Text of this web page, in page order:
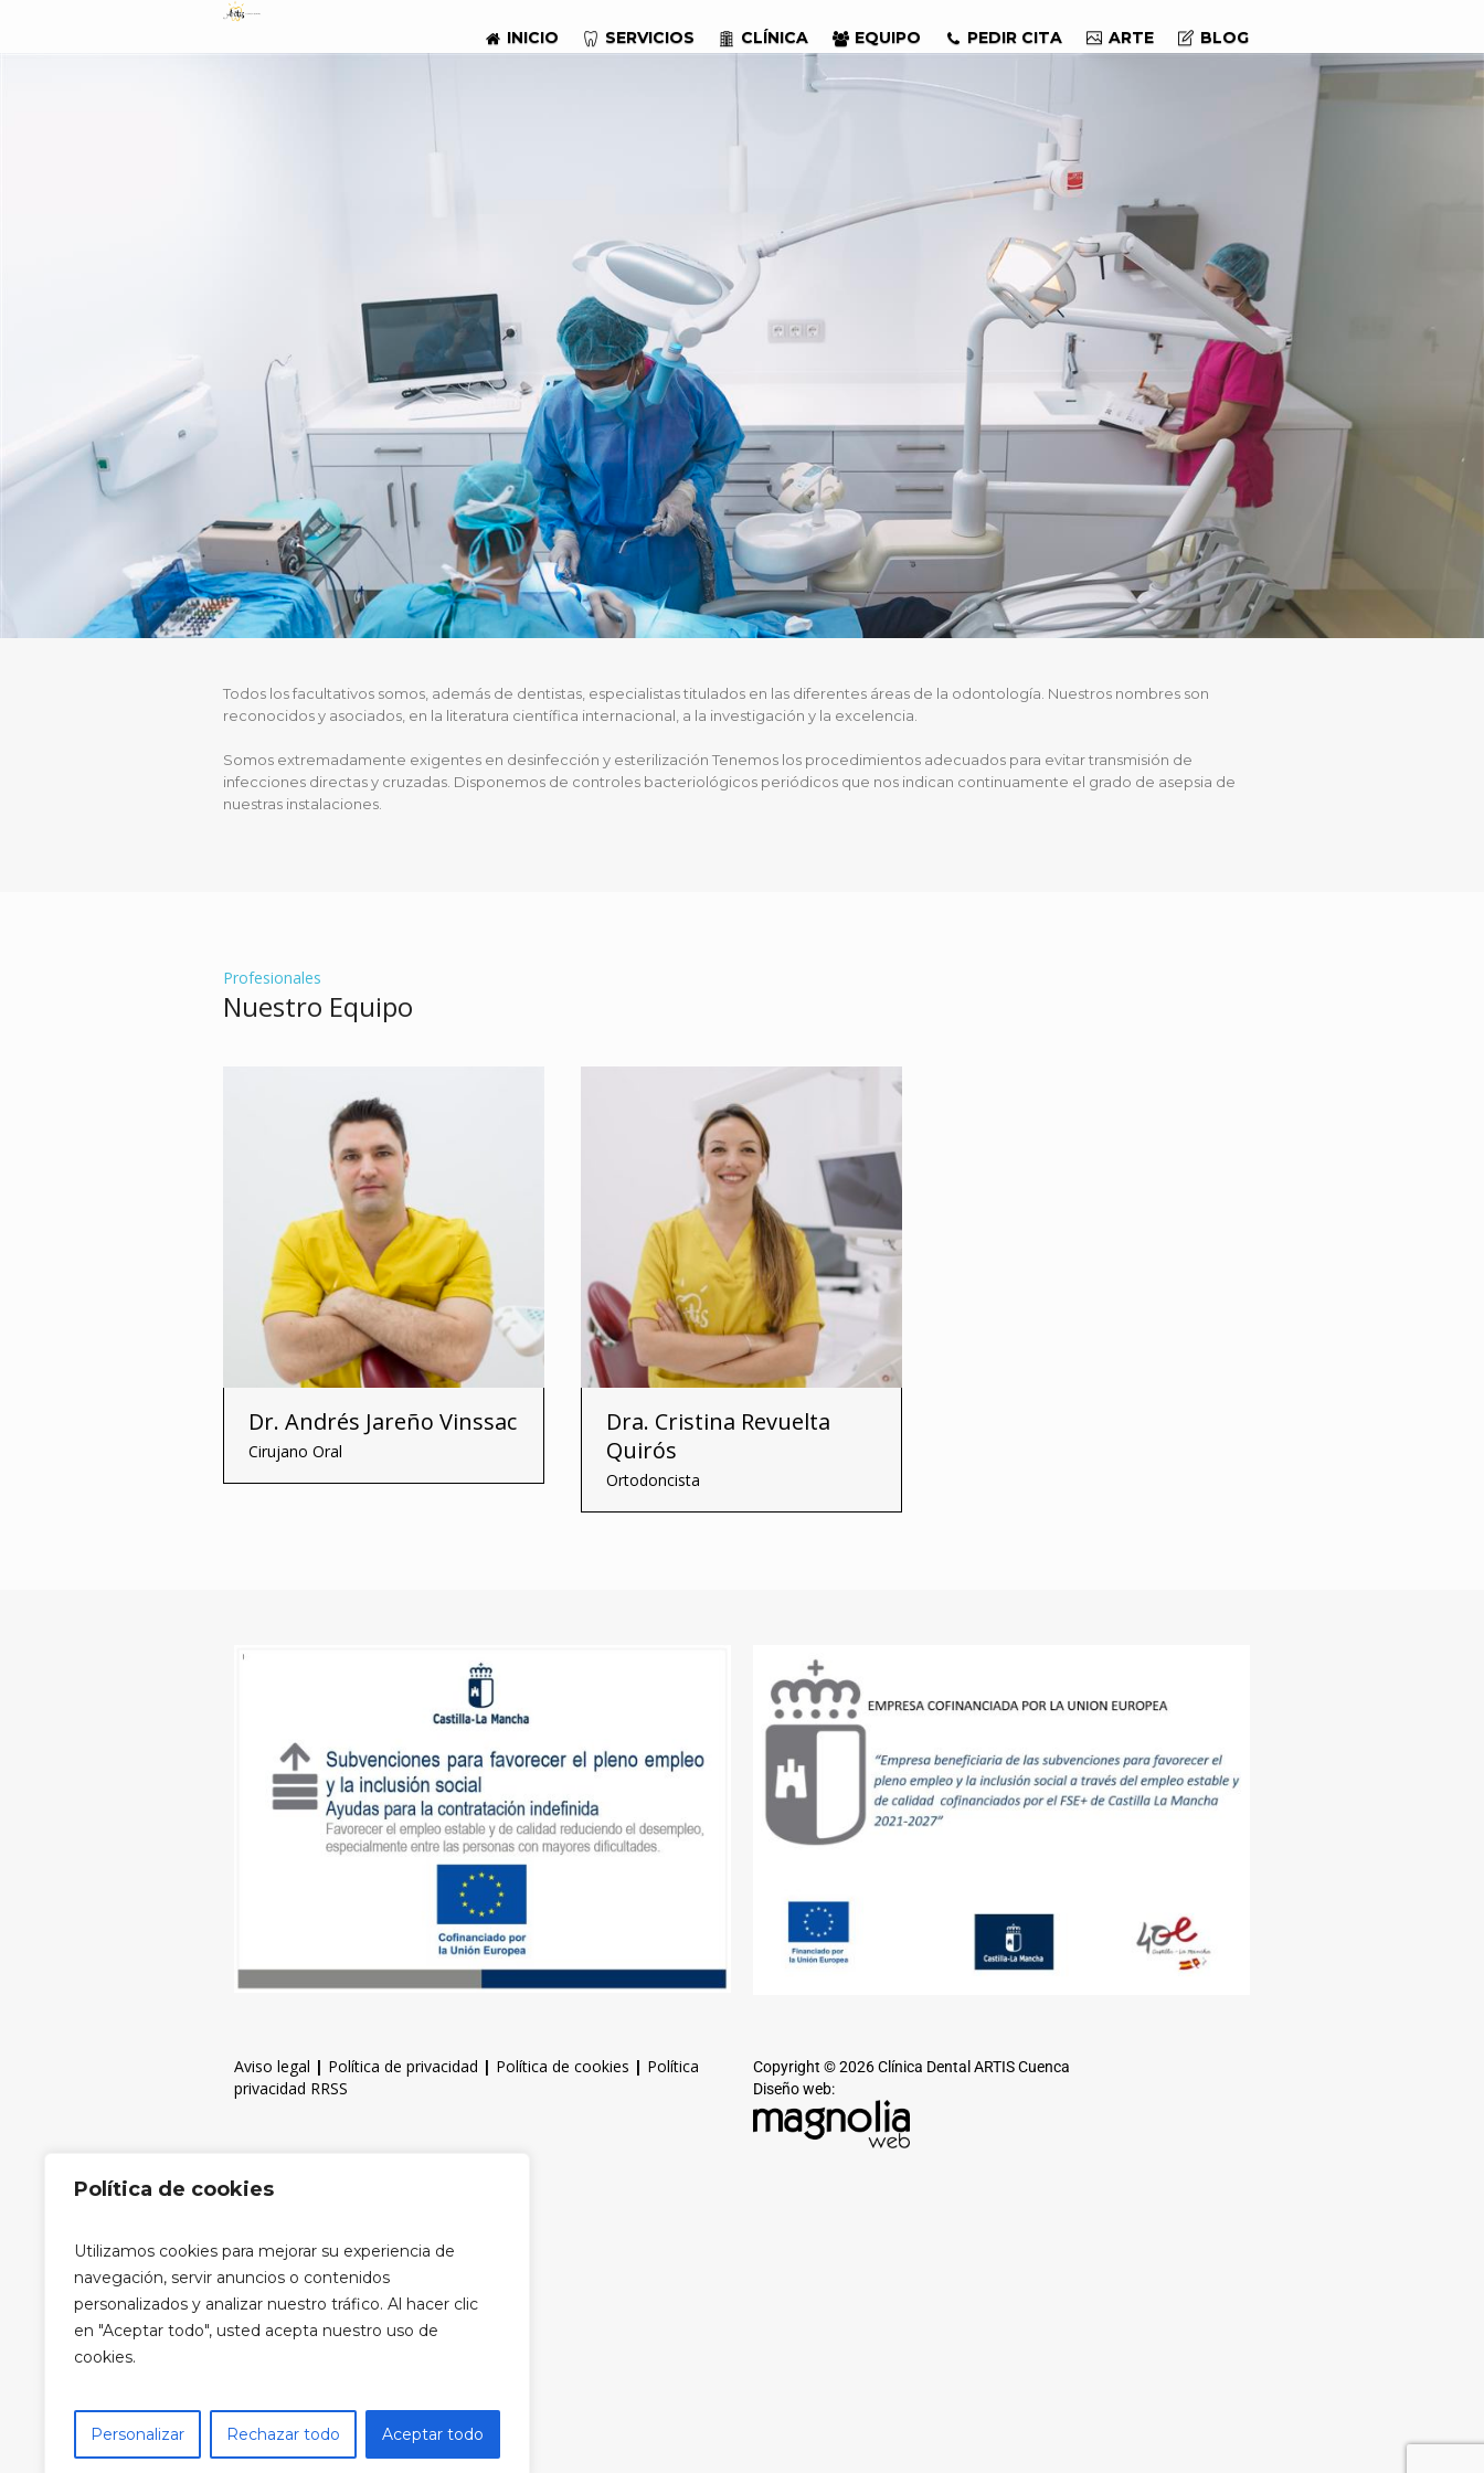
Política de cookies
Utilizamos cookies para mejorar su experiencia de
navegación, servir anuncios o contenidos
personalizados y analizar nuestro tráfico. Al hacer clic
en "Aceptar todo", usted acepta nuestro uso de
cookies.
Personalizar Rechazar todo Aceptar todo
INICIO SERVICIOS CLÍNICA EQUIPO PEDIR CITA ARTE BLOG
Todos los facultativos somos, además de dentistas, especialistas titulados en las diferentes áreas de la odontología. Nuestros nombres son
reconocidos y asociados, en la literatura científica internacional, a la investigación y la excelencia.
Somos extremadamente exigentes en desinfección y esterilización Tenemos los procedimientos adecuados para evitar transmisión de
infecciones directas y cruzadas. Disponemos de controles bacteriológicos periódicos que nos indican continuamente el grado de asepsia de
nuestras instalaciones.
Profesionales
Nuestro Equipo
Dr. Andrés Jareño Vinssac
Cirujano Oral
Dra. Cristina Revuelta
Quirós
Ortodoncista
Aviso legal | Política de privacidad | Política de cookies | Política
privacidad RRSS
Copyright © 2026 Clínica Dental ARTIS Cuenca
Diseño web: